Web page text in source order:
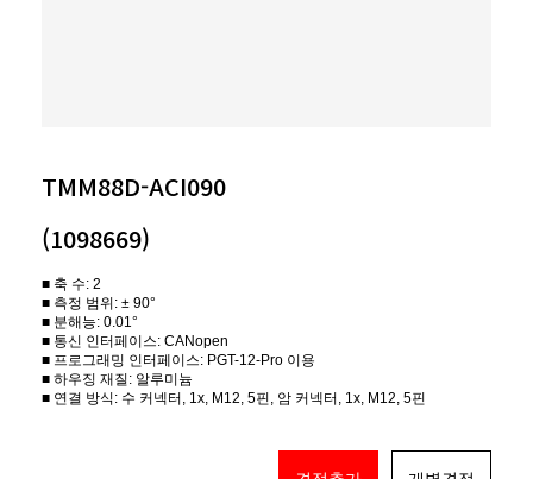
TMM88D-ACI090
(1098669)
■ 축 수: 2
■ 측정 범위: ± 90°
■ 분해능: 0.01°
■ 통신 인터페이스: CANopen
■ 프로그래밍 인터페이스: PGT-12-Pro 이용
■ 하우징 재질: 알루미늄
■ 연결 방식: 수 커넥터, 1x, M12, 5핀, 암 커넥터, 1x, M12, 5핀